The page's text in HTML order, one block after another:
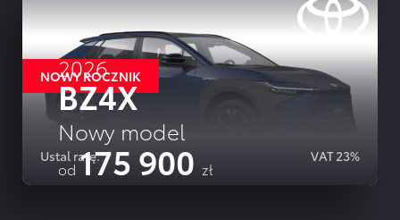
NOWY ROCZNIK
2026
BZ4X
Nowy model
od 175 900 zł
Ustal ratę. VAT 23%